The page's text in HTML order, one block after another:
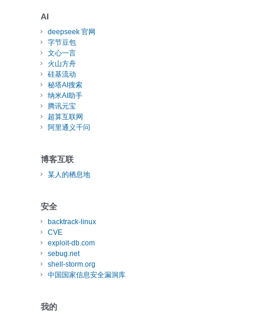
AI
deepseek 官网
字节豆包
文心一言
火山方舟
硅基流动
秘塔AI搜索
纳米AI助手
腾讯元宝
超算互联网
阿里通义千问
博客互联
某人的栖息地
安全
backtrack-linux
CVE
exploit-db.com
sebug.net
shell-storm.org
中国国家信息安全漏洞库
我的